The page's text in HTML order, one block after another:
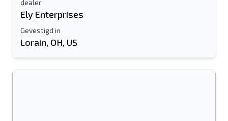
dealer
Ely Enterprises
Gevestigd in
Lorain, OH, US
Stuur naar een vriend
Het veld E-mailadres of Mobiel nummer